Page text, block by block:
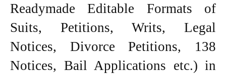
Readymade Editable Formats of
Suits, Petitions, Writs, Legal
Notices, Divorce Petitions, 138
Notices, Bail Applications etc.) in